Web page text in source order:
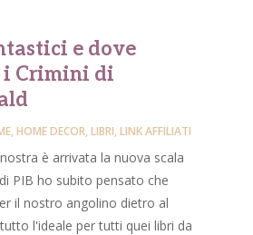
e dove
i Crimini di
,HOME DECOR,LIBRI,LINK AFFILIATI
è arrivata la nuova scala
PIB ho subito pensato che
il nostro angolino dietro al
l'ideale per tutti quei libri da